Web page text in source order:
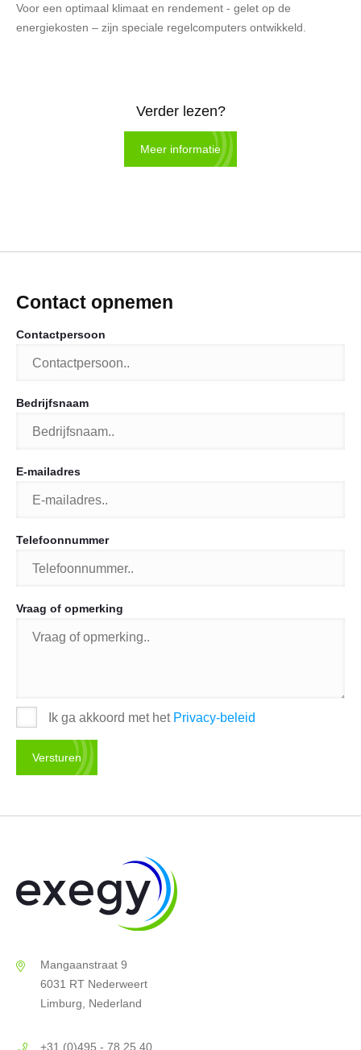
Voor een optimaal klimaat en rendement - gelet op de
energiekosten – zijn speciale regelcomputers ontwikkeld.
Verder lezen?
Meer informatie
Contact opnemen
Contactpersoon
Bedrijfsnaam
E-mailadres
Telefoonnummer
Vraag of opmerking
Ik ga akkoord met het Privacy-beleid
Mangaanstraat 9
6031 RT Nederweert
Limburg, Nederland
+31 (0)495 - 78 25 40